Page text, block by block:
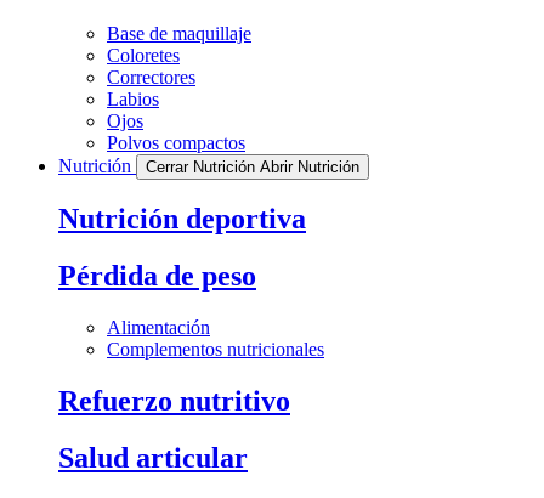
Base de maquillaje
Coloretes
Correctores
Labios
Ojos
Polvos compactos
Nutrición
Cerrar Nutrición Abrir Nutrición
Nutrición deportiva
Pérdida de peso
Alimentación
Complementos nutricionales
Refuerzo nutritivo
Salud articular